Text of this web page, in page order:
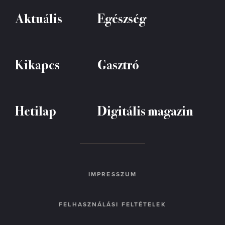
Aktuális Egészség
Kikapcs Gasztró
Hetilap Digitális magazin
IMPRESSZUM
FELHASZNÁLÁSI FELTÉTELEK